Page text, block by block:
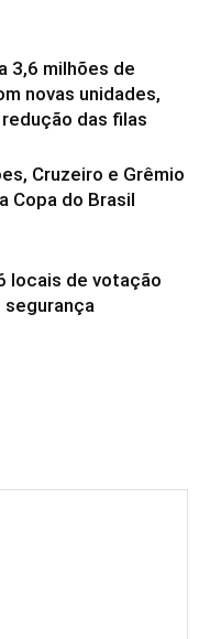
3,6 milhões de
novas unidades,
das filas
Cruzeiro e Grêmio
Copa do Brasil
locais de votação